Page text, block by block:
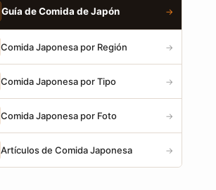
Guía de Comida de Japón →
Comida Japonesa por Región →
Comida Japonesa por Tipo →
Comida Japonesa por Foto →
Artículos de Comida Japonesa →